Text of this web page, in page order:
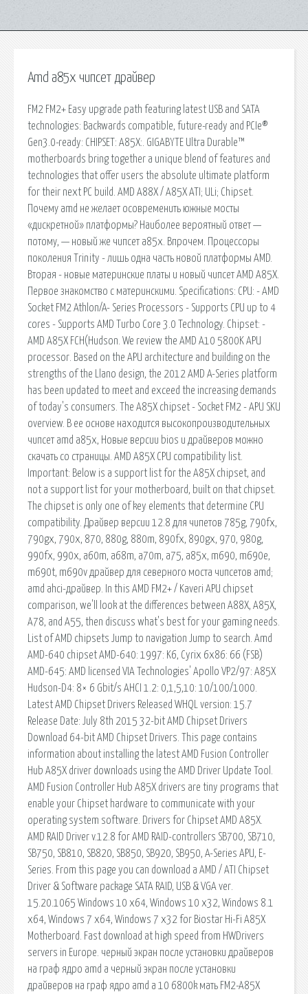
Amd a85x чипсет драйвер
FM2 FM2+ Easy upgrade path featuring latest USB and SATA
technologies: Backwards compatible, future-ready and PCIe®
Gen3.0-ready: CHIPSET: A85X:. GIGABYTE Ultra Durable™
motherboards bring together a unique blend of features and
technologies that offer users the absolute ultimate platform
for their next PC build. AMD A88X / A85X ATI; ULi; Chipset.
Почему amd не желает осовременить южные мосты
«дискретной» платформы? Наиболее вероятный ответ —
потому, — новый же чипсет a85x. Впрочем. Процессоры
поколения Trinity - лишь одна часть новой платформы AMD.
Вторая - новые материнские платы и новый чипсет AMD A85X.
Первое знакомство с материнскими. Specifications: CPU: - AMD
Socket FM2 Athlon/A- Series Processors - Supports CPU up to 4
cores - Supports AMD Turbo Core 3.0 Technology. Chipset: -
AMD A85X FCH(Hudson. We review the AMD A10 5800K APU
processor. Based on the APU architecture and building on the
strengths of the Llano design, the 2012 AMD A-Series platform
has been updated to meet and exceed the increasing demands
of today's consumers. The A85X chipset - Socket FM2 - APU SKU
overview. В ее основе находится высокопроизводительных
чипсет amd a85x, Новые версии bios и драйверов можно
скачать со страницы. AMD A85X CPU compatibility list.
Important: Below is a support list for the A85X chipset, and
not a support list for your motherboard, built on that chipset.
The chipset is only one of key elements that determine CPU
compatibility. Драйвер версии 12.8 для чипетов 785g, 790fx,
790gx, 790x, 870, 880g, 880m, 890fx, 890gx, 970, 980g,
990fx, 990x, a60m, a68m, a70m, a75, a85x, m690, m690e,
m690t, m690v драйвер для северного моста чипсетов amd;
amd ahci-драйвер. In this AMD FM2+ / Kaveri APU chipset
comparison, we'll look at the differences between A88X, A85X,
A78, and A55, then discuss what's best for your gaming needs.
List of AMD chipsets Jump to navigation Jump to search. Amd
AMD-640 chipset AMD-640: 1997: K6, Cyrix 6x86: 66 (FSB)
AMD-645: AMD licensed VIA Technologies' Apollo VP2/97: A85X
Hudson-D4: 8× 6 Gbit/s AHCI 1.2: 0,1,5,10: 10/100/1000.
Latest AMD Chipset Drivers Released WHQL version: 15.7
Release Date: July 8th 2015 32-bit AMD Chipset Drivers
Download 64-bit AMD Chipset Drivers. This page contains
information about installing the latest AMD Fusion Controller
Hub A85X driver downloads using the AMD Driver Update Tool.
AMD Fusion Controller Hub A85X drivers are tiny programs that
enable your Chipset hardware to communicate with your
operating system software. Drivers for Chipset AMD A85X.
AMD RAID Driver v.12.8 for AMD RAID-controllers SB700, SB710,
SB750, SB810, SB820, SB850, SB920, SB950, A-Series APU, E-
Series. From this page you can download a AMD / ATI Chipset
Driver & Software package SATA RAID, USB & VGA ver.
15.20.1065 Windows 10 x64, Windows 10 x32, Windows 8.1
x64, Windows 7 x64, Windows 7 x32 for Biostar Hi-Fi A85X
Motherboard. Fast download at high speed from HWDrivers
servers in Europe. черный экран после установки драйверов
на граф ядро amd a черный экран после установки
драйверов на граф ядро amd a 10 6800k мать FM2-A85X